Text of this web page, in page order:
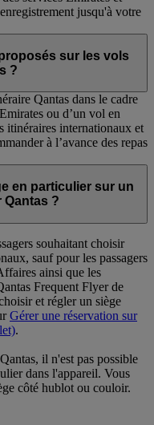
jusqu'à votre
sur les vols
?
Qantas dans le cadre
ou d’un vol en
itinéraires internationaux et
à l’avance des repas
en particulier sur un
Qantas ?
souhaitant choisir
sauf pour les passagers
ainsi que les
Frequent Flyer de
et régler un siège
Gérer une réservation sur
.
il n'est pas possible
dans l'appareil. Vous
côté hublot ou couloir.